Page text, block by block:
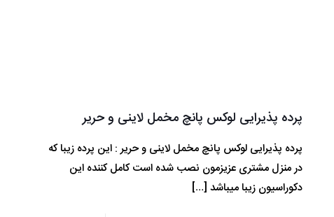
پرده پذیرایی لوکس پانچ مخمل لاینی و حریر
پرده پذیرایی لوکس پانچ مخمل لاینی و حریر : این پرده زیبا که
در منزل مشتری عزیزمون نصب شده است کامل کننده این
دکوراسیون زیبا میباشد […]